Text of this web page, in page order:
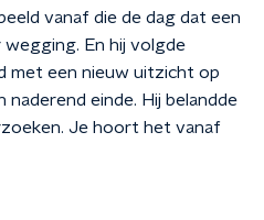
vanaf die de dag dat een
En hij volgde
met een nieuw uitzicht op
naderend einde. Hij belandde
Je hoort het vanaf